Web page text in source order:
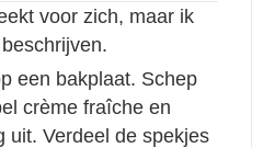
voor zich, maar ik
een bakplaat. Schep
crème fraîche en
uit. Verdeel de spekjes